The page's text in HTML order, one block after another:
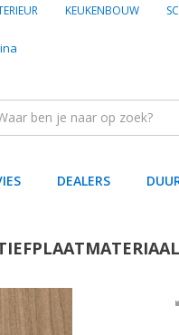
KEUKENBOUW
DEALERS